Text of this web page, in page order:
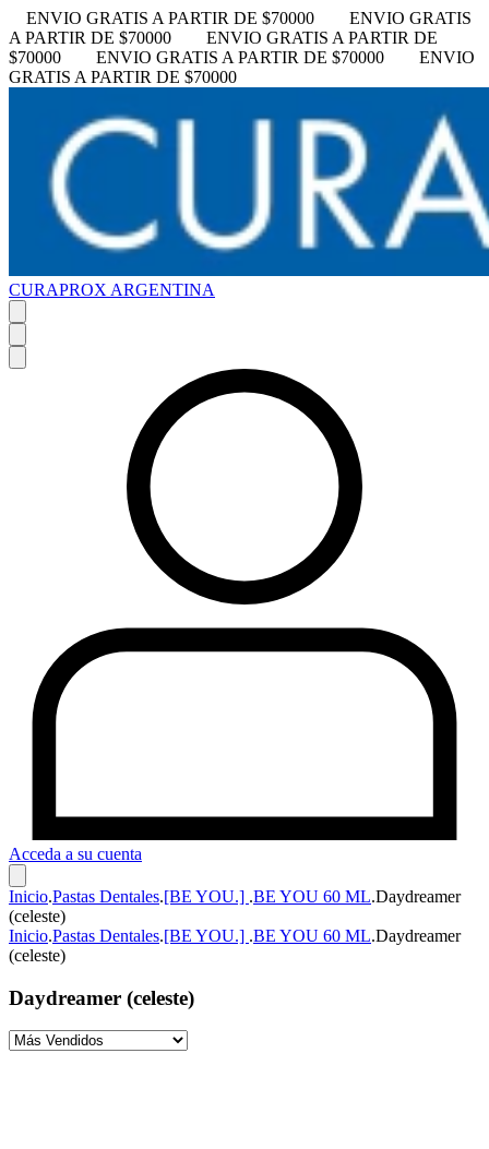
ENVIO GRATIS A PARTIR DE $70000
ENVIO GRATIS
A PARTIR DE $70000
ENVIO GRATIS A PARTIR DE
$70000
ENVIO GRATIS A PARTIR DE $70000
ENVIO
GRATIS A PARTIR DE $70000
CURAPROX ARGENTINA
Acceda a su cuenta
Inicio.Pastas Dentales.[BE YOU.] .BE YOU 60 ML.Daydreamer
(celeste)
Inicio.Pastas Dentales.[BE YOU.] .BE YOU 60 ML.Daydreamer
(celeste)
Daydreamer (celeste)